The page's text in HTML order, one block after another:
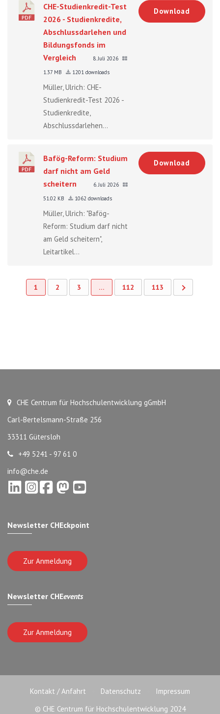
CHE-Studienkredit-Test
2026 - Studienkredite,
Abschlussdarlehen und
Bildungsfonds im
Vergleich
8. Juli 2026
1.37 MB
1201 downloads
Müller, Ulrich: CHE-
Studienkredit-Test 2026 -
Studienkredite,
Abschlussdarlehen...
Download
Bafög-Reform: Studium
darf nicht am Geld
scheitern
6. Juli 2026
51.02 KB
1062 downloads
Müller, Ulrich: "Bafög-
Reform: Studium darf nicht
am Geld scheitern",
Leitartikel...
Download
1 2 3 … 112 113
CHE Centrum für Hochschulentwicklung gGmbH
Carl-Bertelsmann-Straße 256
33311 Gütersloh
+49 5241 - 97 61 0
info@che.de
Newsletter CHEckpoint
Zur Anmeldung
Newsletter CHEevents
Zur Anmeldung
Kontakt / Anfahrt Datenschutz
Impressum
© CHE Centrum für Hochschulentwicklung 2024